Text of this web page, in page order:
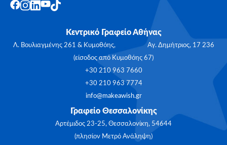
Κεντρικό Γραφείο Αθήνας
Λ. Βουλιαγμένης 261 & Κυμοθόης, Αγ. Δημήτριος, 17 236
(είσοδος από Κυμοθόης 67)
+30 210 963 7660
+30 210 963 7774
info@makeawish.gr
Γραφείο Θεσσαλονίκης
Αρτέμιδος 23-25, Θεσσαλονίκη, 54644
(πλησίον Μετρό Ανάληψη)